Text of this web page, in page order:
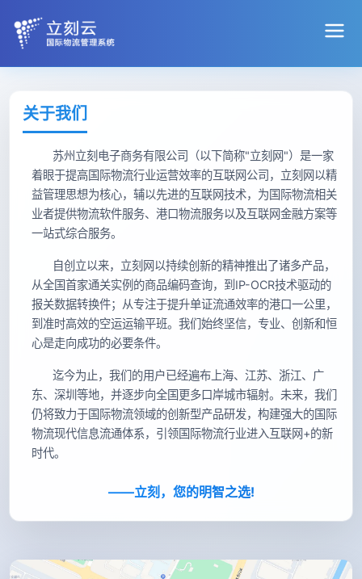
AI 员工
AI 智能提效年包
APP
关于我们
苏州立刻电子商务有限公司（以下简称"立刻网"）是一家
着眼于提高国际物流行业运营效率的互联网公司，立刻网以精
益管理思想为核心，辅以先进的互联网技术，为国际物流相关
业者提供物流软件服务、港口物流服务以及互联网金融方案等
一站式综合服务。
自创立以来，立刻网以持续创新的精神推出了诸多产品，
从全国首家通关实例的商品编码查询，到IP-OCR技术驱动的
报关数据转换件；从专注于提升单证流通效率的港口一公里，
到准时高效的空运运输平班。我们始终坚信，专业、创新和恒
心是走向成功的必要条件。
迄今为止，我们的用户已经遍布上海、江苏、浙江、广
东、深圳等地，并逐步向全国更多口岸城市辐射。未来，我们
仍将致力于国际物流领域的创新型产品研发，构建强大的国际
物流现代信息流通体系，引领国际物流行业进入互联网+的新
时代。
——立刻，您的明智之选!